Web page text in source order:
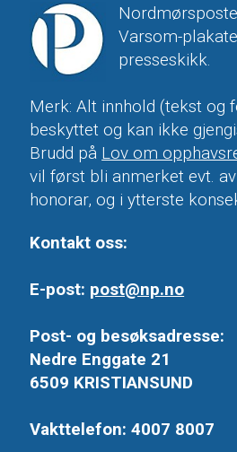
Varsom-
presseskikk.
Merk: Alt innhold (tekst og
beskyttet og kan ikke
Brudd på Lov om
vil først bli anmerket evt.
honorar, og i ytterste
Kontakt oss:
E-post: post@np.no
Post- og besøksadresse:
Nedre Enggate 21
6509 KRISTIANSUND
Vakttelefon: 4007 8007